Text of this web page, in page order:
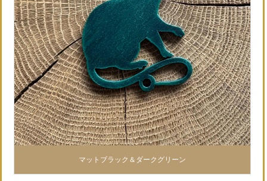
マットブラック＆ダークグリーン